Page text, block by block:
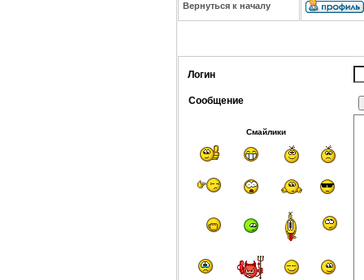
Вернуться к началу
Логин
Сообщение
Смайлики